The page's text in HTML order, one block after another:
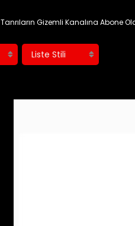
Tanrıların Gizemli Kanalına Abone